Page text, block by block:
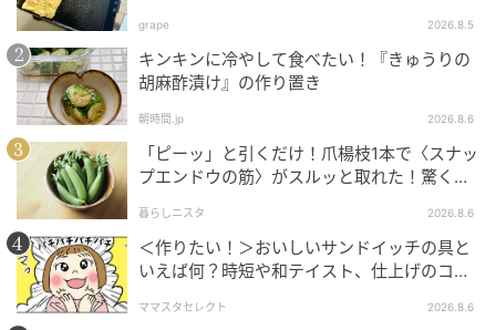
grape 2026.8.5
キンキンに冷やして食べたい！『きゅうりの
胡麻酢漬け』の作り置き
朝時間.jp 2026.8.6
「ピーッ」と引くだけ！爪楊枝1本で〈スナッ
プエンドウの筋〉がスルッと取れた！驚くほ
暮らしニスタ 2026.8.6
＜作りたい！＞おいしいサンドイッチの具と
いえば何？時短や和テイスト、仕上げのコツ
ママスタセレクト 2026.8.6